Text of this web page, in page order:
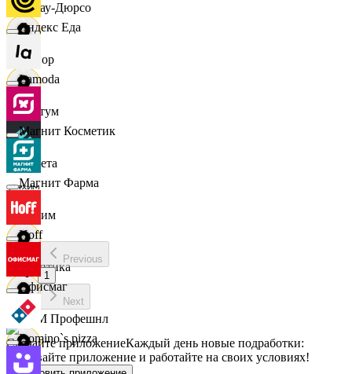
Абрау-Дюрсо
Авиор
Альтум
Аркета
Архим
Асептика
АСМ Профешнл
Белуга Истра
Яндекс Еда
Lamoda
Магнит Косметик
Магнит Фарма
Hoff
Офисмаг
Domino`s pizza
Previous
1
Next
Скачайте приложениеКаждый день новые подработки:
скачивайте приложение и работайте на своих условиях!